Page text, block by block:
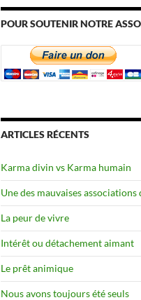
POUR SOUTENIR NOTRE
ARTICLES RÉCENTS
Karma divin vs Karma humain
Une des mauvaises associations
La peur de vivre
Intérêt ou détachement aimant
Le prêt animique
Nous avons toujours été seuls